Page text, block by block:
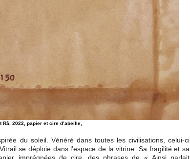
2022, papier et cire d’abeille,
du soleil. Vénéré dans toutes les civilisations, celui-ci
se déploie dans l’espace de la vitrine. Sa fragilité et sa